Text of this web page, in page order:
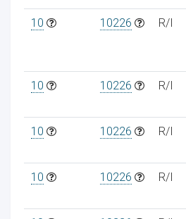
10 10226 R/I
10 10226 R/I
10 10226 R/I
10 10226 R/I